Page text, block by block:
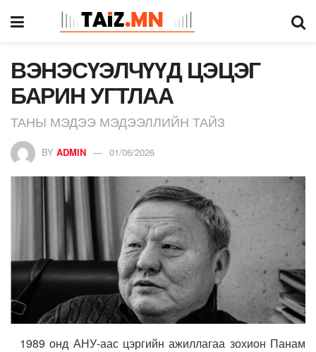
ВЭНЭСҮЭЛЧҮҮД ЦЭЦЭГ
БАРИН УГТЛАА
ТАНЫ МЭДЭЭ МЭДЭЭЛЛИЙН ТАЙЗ
BY ADMIN 01/06/2026
1989 онд АНУ-аас цэргийн ажиллагаа зохион Панам